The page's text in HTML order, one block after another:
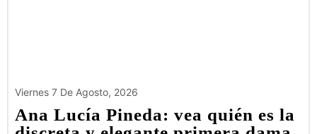
Viernes 7 De Agosto, 2026
Ana Lucía Pineda: vea quién es la